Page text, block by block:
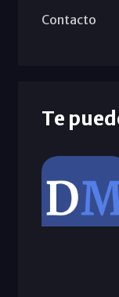
Contacto
Te